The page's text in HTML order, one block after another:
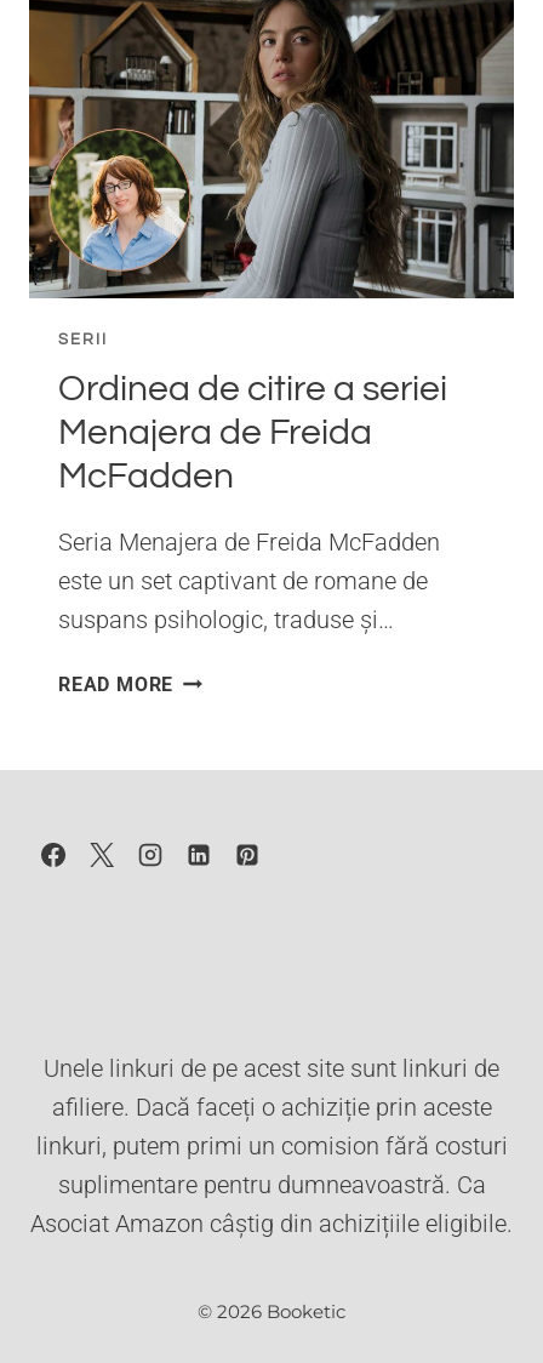
COMPLET
DE
LECTURĂ
PENTRU
DISTOPIA
LUI
HUGH
HOWEY
SERII
Ordinea de citire a seriei
Menajera de Freida
McFadden
Seria Menajera de Freida McFadden
este un set captivant de romane de
suspans psihologic, traduse și…
READ MORE ORDINEA
A
DE
Unele linkuri de pe acest site sunt linkuri de
afiliere. Dacă faceți o achiziție prin aceste
linkuri, putem primi un comision fără costuri
suplimentare pentru dumneavoastră. Ca
Asociat Amazon câștig din achizițiile eligibile.
© 2026 Booketic